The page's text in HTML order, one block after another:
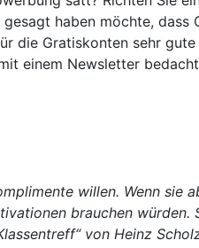
haben möchte, dass
die Gratiskonten sehr
einem Newsletter
willen. Wenn sie
brauchen
von Heinz